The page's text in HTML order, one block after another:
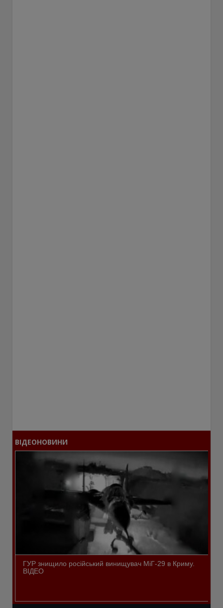
ВІДЕОНОВИНИ
ГУР знищило російський винищувач МіГ-29 в Криму.
ВІДЕО